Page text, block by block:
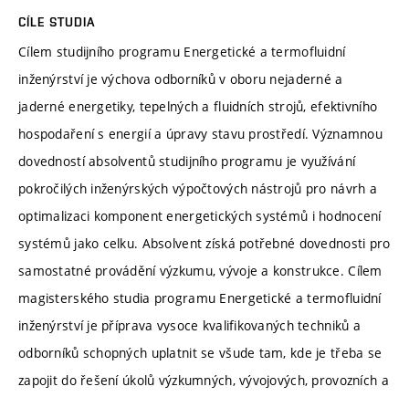
CÍLE STUDIA
Cílem studijního programu Energetické a termofluidní
inženýrství je výchova odborníků v oboru nejaderné a
jaderné energetiky, tepelných a fluidních strojů, efektivního
hospodaření s energií a úpravy stavu prostředí. Významnou
dovedností absolventů studijního programu je využívání
pokročilých inženýrských výpočtových nástrojů pro návrh a
optimalizaci komponent energetických systémů i hodnocení
systémů jako celku. Absolvent získá potřebné dovednosti pro
samostatné provádění výzkumu, vývoje a konstrukce. Cílem
magisterského studia programu Energetické a termofluidní
inženýrství je příprava vysoce kvalifikovaných techniků a
odborníků schopných uplatnit se všude tam, kde je třeba se
zapojit do řešení úkolů výzkumných, vývojových, provozních a